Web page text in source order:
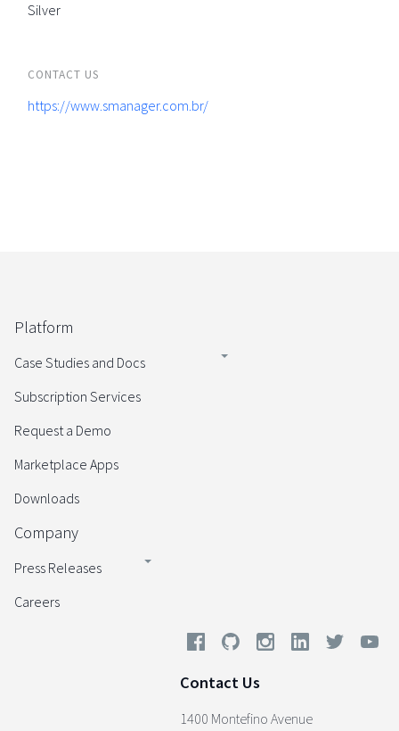
Silver
CONTACT US
https://www.smanager.com.br/
Platform
Case Studies and Docs
Subscription Services
Request a Demo
Marketplace Apps
Downloads
Company
Press Releases
Careers
Contact Us
1400 Montefino Avenue